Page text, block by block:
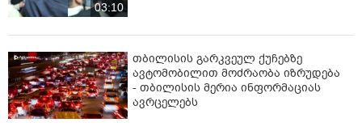
03:10
თბილისის გარკვეულ ქუჩებზე
ავტომობილით მოძრაობა იზრუდება
- თბილისის მერია ინფორმაციას
ავრცელებს